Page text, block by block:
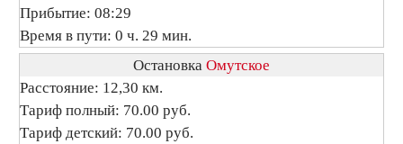
Прибытие: 08:29
Время в пути: 0 ч. 29 мин.
Остановка Омутское
Расстояние: 12,30 км.
Тариф полный: 70.00 руб.
Тариф детский: 70.00 руб.